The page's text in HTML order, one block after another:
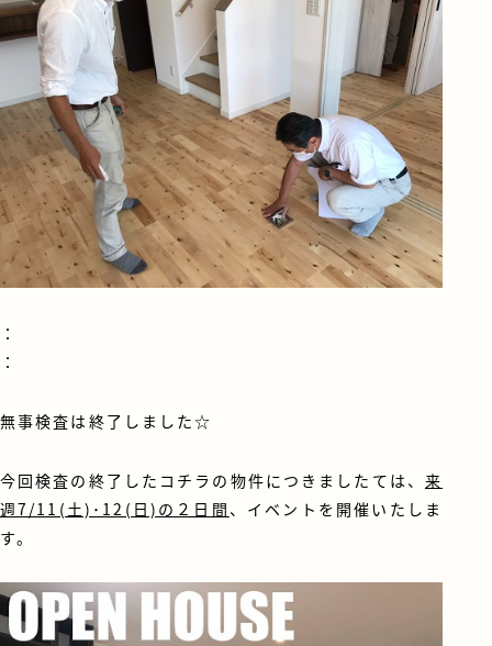
：
：
無事検査は終了しました☆
今回検査の終了したコチラの物件につきましたては、 来
週7/11(土)･12(日)の２日間 、イベントを開催いたしま
す。